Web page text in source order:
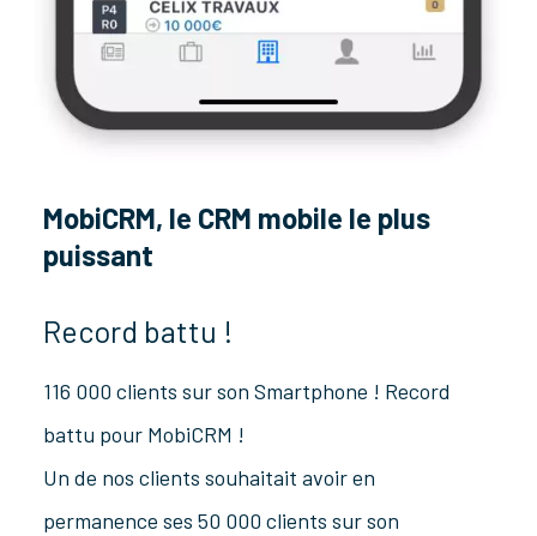
MobiCRM, le CRM mobile le plus
puissant
Record battu !
116 000 clients sur son Smartphone ! Record
battu pour MobiCRM !
Un de nos clients souhaitait avoir en
permanence ses 50 000 clients sur son